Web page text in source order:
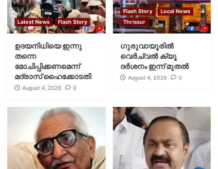
Latest News Flash Story
ഉദയനിധിയെ ഇന്നു
തന്നെ
മോചിപ്പിക്കണമെന്ന്
മദ്രാസ് ഹൈക്കോടതി
August 4, 2026 0
Flash Story
Local News
Thrissur
ഗുരുവായൂരില്‍
വെര്‍ച്വല്‍ ക്യൂ
ദര്‍ശനം ഇന്ന് മുതല്‍
August 4, 2026 0